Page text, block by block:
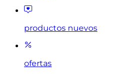
productos nuevos
ofertas